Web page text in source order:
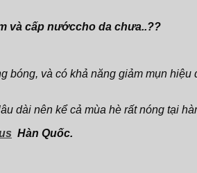
và cấp nướccho da chưa..??
và có khả năng giảm mụn
dài nên kể cả mùa hè rất nóng tại
Hàn Quốc.